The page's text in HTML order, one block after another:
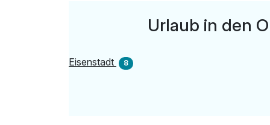
Urlaub in den
Eisenstadt 8